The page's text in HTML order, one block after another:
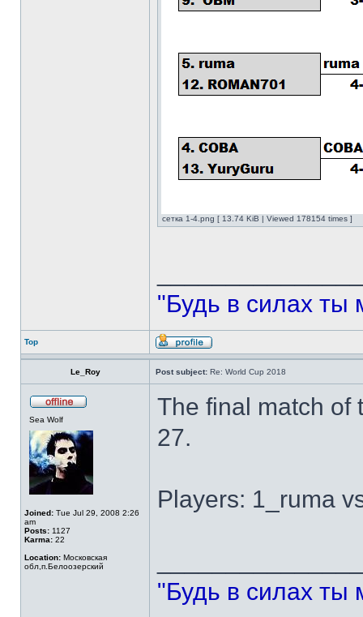
сетка 1-4.png [ 13.74 KiB | Viewed 178154 times ]
"Будь в силах ты
Top
Le_Roy Post subject: Re: World Cup 2018
Sea Wolf
Joined: Tue Jul 29, 2008 2:26
am
Posts: 1127
Karma: 22
Location: Московская
обл,п.Белоозерский
The final match of
27.
Players: 1_ruma
"Будь в силах ты